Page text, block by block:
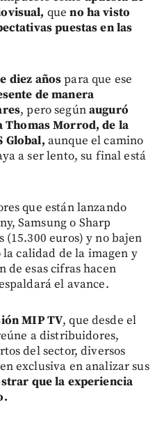
queno ha visto
puestas en las
diez añospara que ese
de manera
, pero segúnauguró
Thomas Morrod, de la
Global, aunque el camino
a ser lento, su final está
que están lanzando
Samsung o Sharp
(15.300 euros) y no bajen
la calidad de la imagen y
de esas cifras hacen
el avance.
MIP TV, que desde el
a distribuidores,
del sector, diversos
exclusiva en analizar sus
que la experiencia